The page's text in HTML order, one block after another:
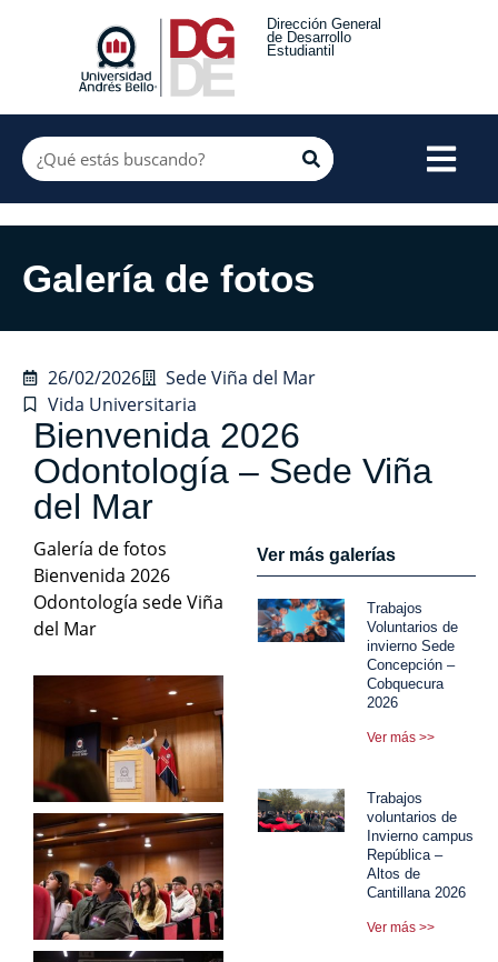
Dirección General
de Desarrollo
Estudiantil
Galería de fotos
26/02/2026
Sede Viña del Mar
Vida Universitaria
Bienvenida 2026
Odontología – Sede Viña
del Mar
Galería de fotos
Bienvenida 2026
Odontología sede Viña
del Mar
Ver más galerías
Trabajos
Voluntarios de
invierno Sede
Concepción –
Cobquecura
2026
Ver más >>
Trabajos
voluntarios de
Invierno campus
República –
Altos de
Cantillana 2026
Ver más >>